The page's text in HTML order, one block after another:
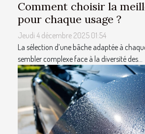
Comment choisir la
pour chaque usage ?
Jeudi 4 décembre 2025 01:54
La sélection d’une bâche adaptée à
sembler complexe face à la diversité des...